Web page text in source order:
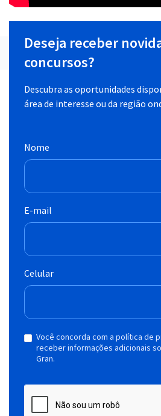
Deseja receber
concursos?
Descubra as oportunidades
área de interesse ou da região
Nome
E-mail
Celular
Você concorda com a política de
receber informações adicionais
Gran.